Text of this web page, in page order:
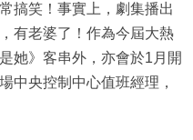
搞笑！事實上，劇集播出
有老婆了！作為今屆大熱
她》客串外，亦會於1月開
中央控制中心值班經理，